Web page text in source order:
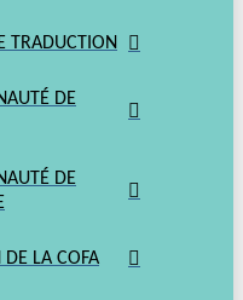
TRADUCTION
DE
DE
DE LA COFA